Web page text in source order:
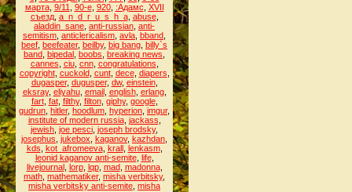
марта, 9/11 90-е, 920, :Адамс XVII
съезд, a_n_d_r_u_s_h_a, abuse,
aladdin_sane anti-russian anti-
semitism anticlericalism avla bband
beef beefeater, beilby, big bang billy`s
band bipedal boobs breaking news
cannes ciu, cnn, congratulations
copyright, cuckold, cunt, dece, diapers
dugasper, dugusper, dw, einstein,
eksray, eliyahu, email, english, erlang,
fart, fat, filthy, filton, giphy, google,
gudrun hitler, hoodlum hyperion imgur,
institute of modern russia, jackass
jewish joe pesci joseph brodsky,
josephus jukebox kaganov, kazhdan
kds kot_afromeeva, krall, lenkasm,
leonid kaganov anti-semite, life,
livejournal, lorp, lqp, mad, madonna,
math mathematiker, misha verbitsky,
misha verbitsky anti-semite misha